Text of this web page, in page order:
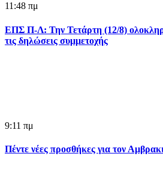
11:48 πμ
ΕΠΣ Π-Λ: Την Τετάρτη (12/8)
τις δηλώσεις συμμετοχής
9:11 πμ
Πέντε νέες προσθήκες για τον